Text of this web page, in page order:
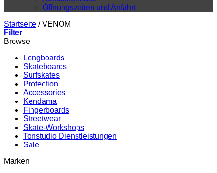
Öffnungszeiten und Anfahrt
Startseite /VENOM
Filter
Browse
Longboards
Skateboards
Surfskates
Protection
Accessories
Kendama
Fingerboards
Streetwear
Skate-Workshops
Tonstudio Dienstleistungen
Sale
Marken